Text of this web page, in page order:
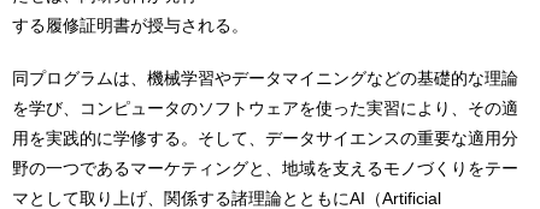
する履修証明書が授与される。
同プログラムは、機械学習やデータマイニングなどの基礎的な理論
を学び、コンピュータのソフトウェアを使った実習により、その適
用を実践的に学修する。そして、データサイエンスの重要な適用分
野の一つであるマーケティングと、地域を支えるモノづくりをテー
マとして取り上げ、関係する諸理論とともにAI（Artificial